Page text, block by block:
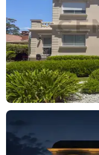
parrilla, lavadero
gimnasio y cochera
Pileta climatizada.
cortinas
ambiente, y grupo
Barrio Los Robles.
Claudio Fabricio
7339 / CMCPDJLP 7419
encuentran a cargo del
Burgos y Emiliano